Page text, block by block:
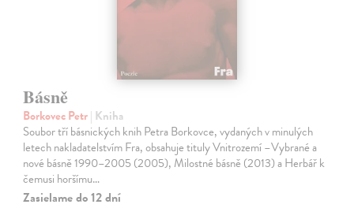
Básně
Borkovec Petr| Kniha
Soubor tří básnických knih Petra Borkovce, vydaných v minulých
letech nakladatelstvím Fra, obsahuje tituly Vnitrozemí –Vybrané a
nové básně 1990–2005 (2005), Milostné básně (2013) a Herbář k
čemusi horšímu…
Zasielame do 12 dní